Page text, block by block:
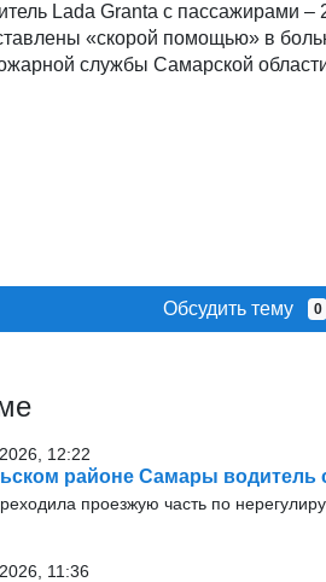
Lada Granta с пассажирами
«скорой помощью» в
службы Самарской
Обсудить тему 0
12:22
районе Самары водитель
проезжую часть по
11:36